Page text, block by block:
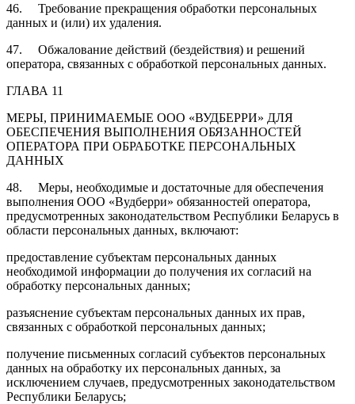
46. Требование прекращения обработки персональных
данных и (или) их удаления.
47. Обжалование действий (бездействия) и решений
оператора, связанных с обработкой персональных данных.
ГЛАВА 11
МЕРЫ, ПРИНИМАЕМЫЕ ООО «ВУДБЕРРИ» ДЛЯ
ОБЕСПЕЧЕНИЯ ВЫПОЛНЕНИЯ ОБЯЗАННОСТЕЙ
ОПЕРАТОРА ПРИ ОБРАБОТКЕ ПЕРСОНАЛЬНЫХ
ДАННЫХ
48. Меры, необходимые и достаточные для обеспечения
выполнения ООО «Вудберри» обязанностей оператора,
предусмотренных законодательством Республики Беларусь в
области персональных данных, включают:
предоставление субъектам персональных данных
необходимой информации до получения их согласий на
обработку персональных данных;
разъяснение субъектам персональных данных их прав,
связанных с обработкой персональных данных;
получение письменных согласий субъектов персональных
данных на обработку их персональных данных, за
исключением случаев, предусмотренных законодательством
Республики Беларусь;